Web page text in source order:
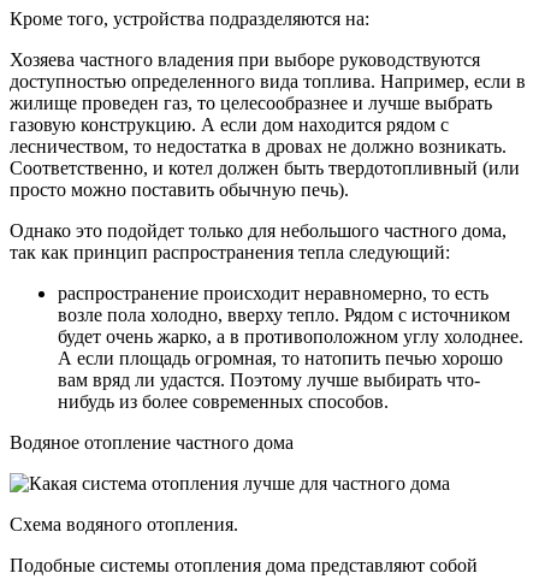
Кроме того, устройства подразделяются на:
Хозяева частного владения при выборе руководствуются
доступностью определенного вида топлива. Например, если в
жилище проведен газ, то целесообразнее и лучше выбрать
газовую конструкцию. А если дом находится рядом с
лесничеством, то недостатка в дровах не должно возникать.
Соответственно, и котел должен быть твердотопливный (или
просто можно поставить обычную печь).
Однако это подойдет только для небольшого частного дома,
так как принцип распространения тепла следующий:
распространение происходит неравномерно, то есть
возле пола холодно, вверху тепло. Рядом с источником
будет очень жарко, а в противоположном углу холоднее.
А если площадь огромная, то натопить печью хорошо
вам вряд ли удастся. Поэтому лучше выбирать что-
нибудь из более современных способов.
Водяное отопление частного дома
Схема водяного отопления.
Подобные системы отопления дома представляют собой